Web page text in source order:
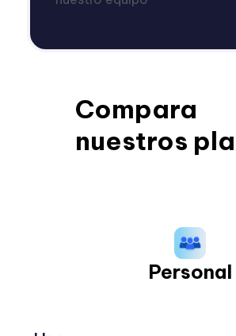
Compara
nuestros
Personal